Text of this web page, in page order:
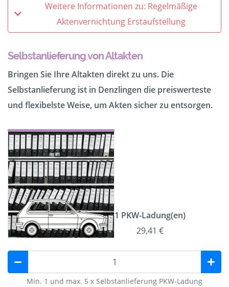
Weitere Informationen zu: Regelmäßige
Aktenvernichtung Erstaufstellung
Selbstanlieferung von Altakten
Bringen Sie Ihre Altakten direkt zu uns. Die
Selbstanlieferung ist in Denzlingen die preiswerteste
und flexibelste Weise, um Akten sicher zu entsorgen.
1 PKW-Ladung(en)
29,41 €
Min. 1 und max. 5 x Selbstanlieferung PKW-Ladung